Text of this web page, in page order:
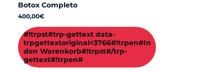
Botox Completo
400,00€
#!trpst#trp-gettext data-
trpgettextoriginal=3766#!trpen#In
den Warenkorb#!trpst#/trp-
gettext#!trpen#